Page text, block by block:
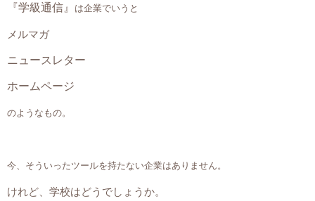
『学級通信』 は企業でいうと
メルマガ
ニュースレター
ホームページ
のようなもの。
今、そういったツールを持たない企業はありません。
けれど、学校はどうでしょうか。